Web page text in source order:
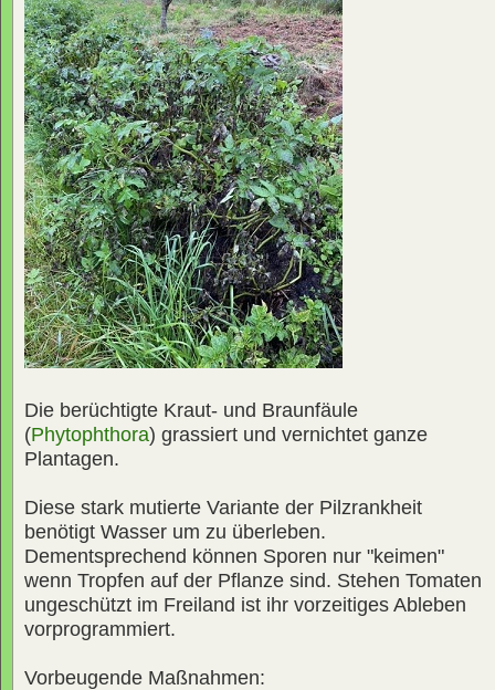
Die berüchtigte Kraut- und Braunfäule
(Phytophthora) grassiert und vernichtet ganze
Plantagen.
Diese stark mutierte Variante der Pilzrankheit
benötigt Wasser um zu überleben.
Dementsprechend können Sporen nur "keimen"
wenn Tropfen auf der Pflanze sind. Stehen Tomaten
ungeschützt im Freiland ist ihr vorzeitiges Ableben
vorprogrammiert.
Vorbeugende Maßnahmen: